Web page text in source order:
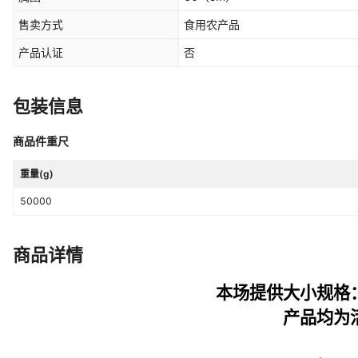
售卖方式 食用农产品
产品认证 否
包装信息
商品件重尺
重量(g)
50000
商品详情